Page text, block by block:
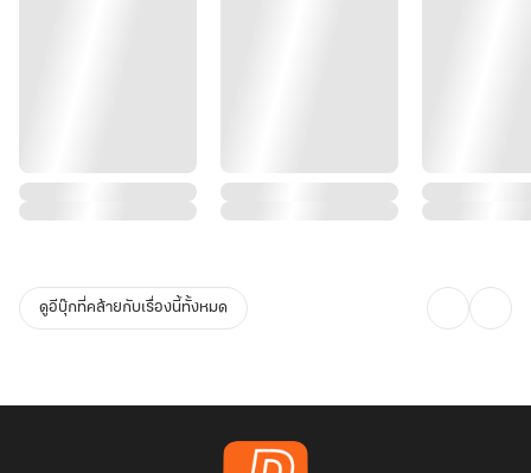
ดูอีบุ๊กที่คล้ายกับเรื่องนี้ทั้งหมด